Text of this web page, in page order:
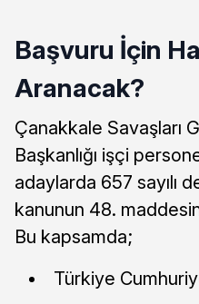
Başvuru İçin
Aranacak?
Çanakkale Savaşları
Başkanlığı işçi
adaylarda 657 sayılı
kanunun 48.
Bu kapsamda;
Türkiye